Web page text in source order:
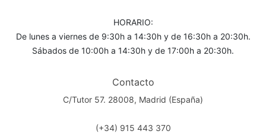
HORARIO:
De lunes a viernes de 9:30h a 14:30h y de 16:30h a 20:30h.
Sábados de 10:00h a 14:30h y de 17:00h a 20:30h.
Contacto
C/Tutor 57. 28008, Madrid (España)
(+34) 915 443 370